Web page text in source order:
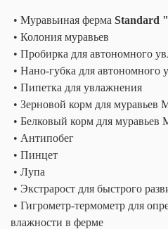
• Муравьиная ферма Standard
• Колония муравьев
• Пробирка для автономного
• Нано-губка для автономного
• Пипетка для увлажнения
• Зерновой корм для муравьев
• Белковый корм для муравьев
• Антипобег
• Пинцет
• Лупа
• Экстрарост для быстрого
• Гигрометр-термометр для
влажности в ферме